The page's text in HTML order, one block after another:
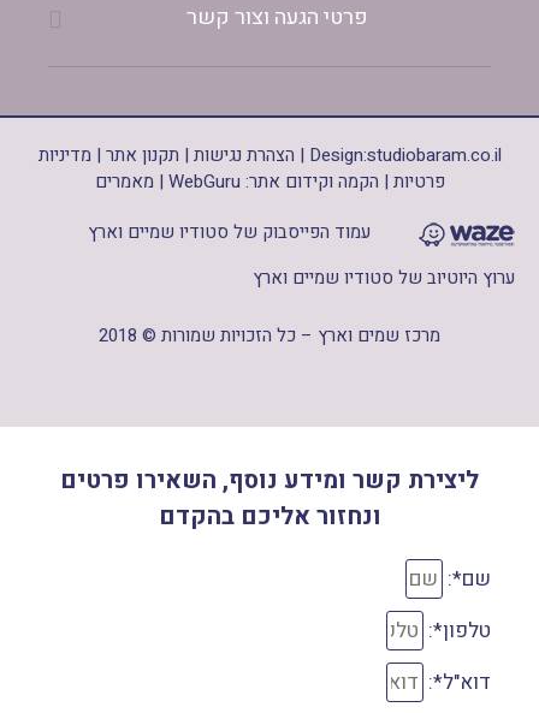
פרטי הגעה וצור קשר
Design:studiobaram.co.il
| הצהרת נגישות | תקנון אתר | מדיניות
פרטיות | הקמה וקידום אתר: WebGuru | מאמרים
עמוד הפייסבוק של סטודיו שמיים וארץ
ערוץ היוטיוב של סטודיו שמיים וארץ
מרכז שמים וארץ – כל הזכויות שמורות © 2018
ליצירת קשר ומידע נוסף, השאירו פרטים
ונחזור אליכם בהקדם
שם*:
טלפון*:
דוא"ל*: